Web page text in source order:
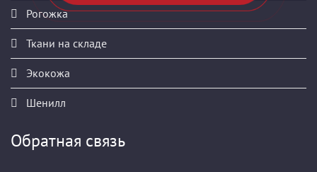
Рогожка
Ткани на складе
Экокожа
Шенилл
Обратная связь